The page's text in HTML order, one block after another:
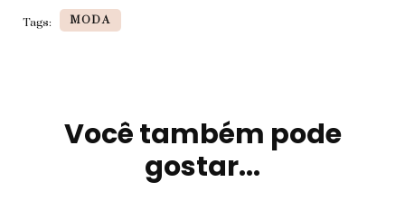
Tags: MODA
NavegaçãoVocê também pode
gostar...